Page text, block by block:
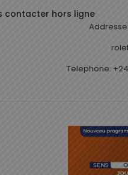
contacter hors ligne
Telephone: